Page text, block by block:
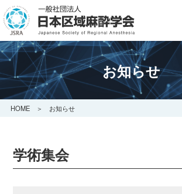
お知らせ
HOME＞ お知らせ
学術集会